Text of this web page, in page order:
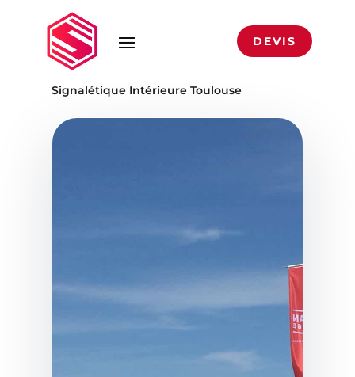
DEVIS
Accueil
Signalétique Intérieure Toulouse